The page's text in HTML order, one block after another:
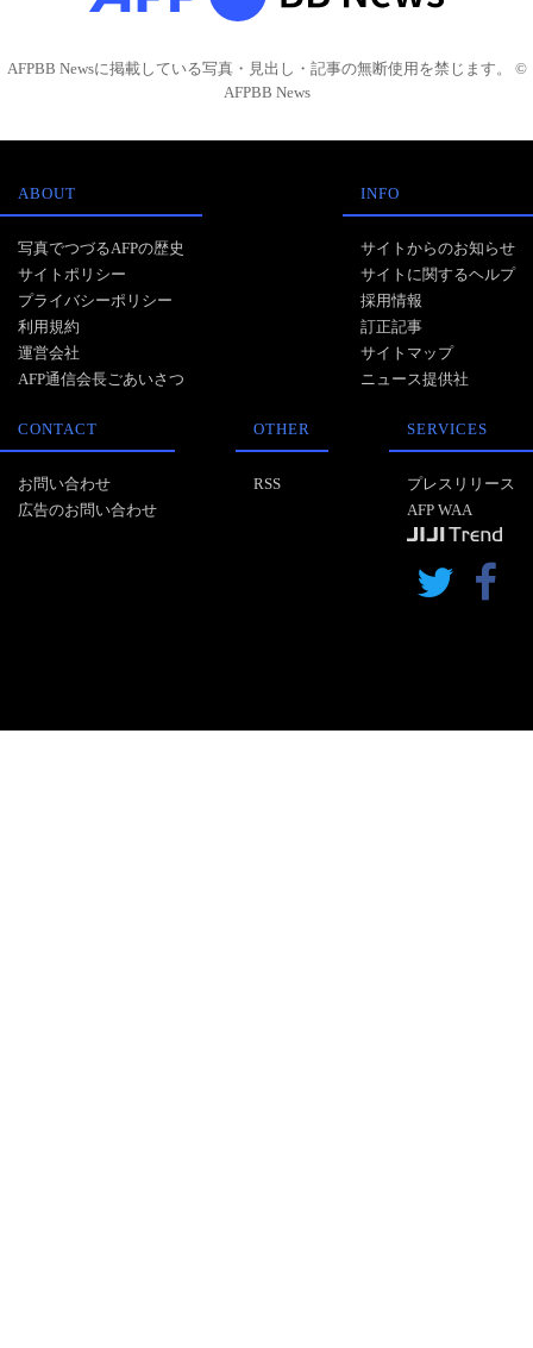
AFPBB Newsに掲載している写真・見出し・記事の無断使用を禁じます。 ©
AFPBB News
ABOUT
写真でつづるAFPの歴史
サイトポリシー
プライバシーポリシー
利用規約
運営会社
AFP通信会長ごあいさつ
INFO
サイトからのお知らせ
サイトに関するヘルプ
採用情報
訂正記事
サイトマップ
ニュース提供社
CONTACT
お問い合わせ
広告のお問い合わせ
OTHER
RSS
SERVICES
プレスリリース
AFP WAA